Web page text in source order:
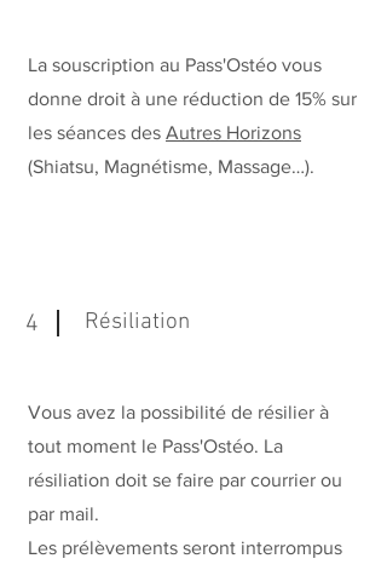
La souscription au Pass'Ostéo vous
donne droit à une réduction de 15% sur
les séances des Autres Horizons
(Shiatsu, Magnétisme, Massage…).
4 Résiliation
Vous avez la possibilité de résilier à
tout moment le Pass'Ostéo. La
résiliation doit se faire par courrier ou
par mail.
Les prélèvements seront interrompus